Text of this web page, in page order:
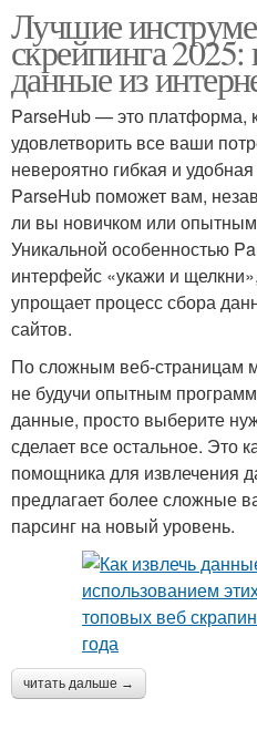
Лучшие
скрейпинга 2025:
данные из
ParseHub — это платформа,
удовлетворить все ваши
невероятно гибкая и
ParseHub поможет вам,
ли вы новичком или
Уникальной особенностью
интерфейс «укажи и
упрощает процесс сбора
сайтов.
По сложным веб-страницам
не будучи опытным
данные, просто выберите
сделает все остальное. Это
помощника для извлечения
предлагает более сложные
парсинг на новый уровень.
читать дальше →